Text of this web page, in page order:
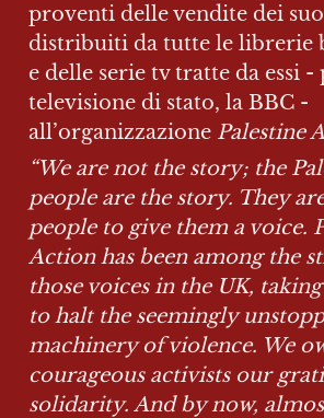
proventi delle vendite dei
distribuiti da tutte le librerie
e delle serie tv tratte da essi
televisione di stato, la BBC -
all’organizzazione Palestine
“We are not the story; the
people are the story. They
people to give them a voice.
Action has been among the
those voices in the UK,
to halt the seemingly
machinery of violence. We
courageous activists our
solidarity. And by now,